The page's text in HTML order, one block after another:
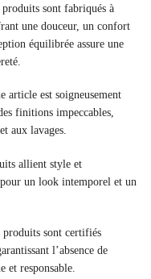
produits sont fabriqués à
une douceur, un confort
équilibrée assure une
article est soigneusement
finitions impeccables,
aux lavages.
allient style et
un look intemporel et un
produits sont certifiés
l’absence de
et responsable.